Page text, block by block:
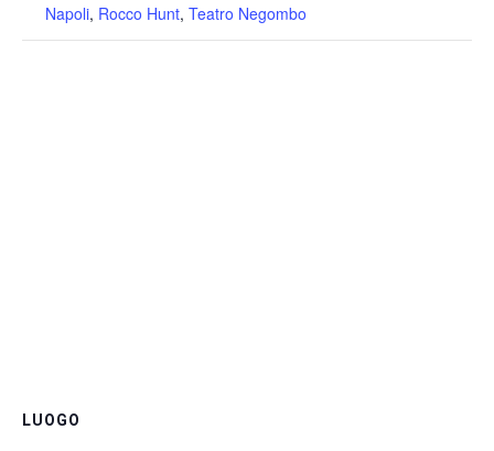
Napoli, Rocco Hunt, Teatro Negombo
LUOGO